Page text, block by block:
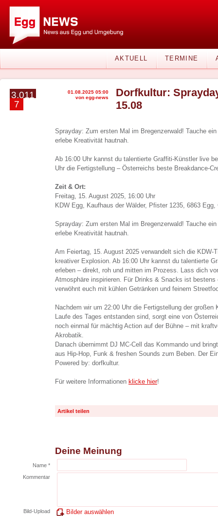
AKTUELL TERMINE
3.011
7
01.08.2025 05:00
von egg-news
Dorfkultur:
15.08
Sprayday: Zum ersten Mal im Bregenzerwald! Tauche
erlebe Kreativität hautnah.
Ab 16:00 Uhr kannst du talentierte Graffiti-Künstler live
Uhr die Fertigstellung – Österreichs beste Breakdance-
Zeit & Ort:
Freitag, 15. August 2025, 16:00 Uhr
KDW Egg, Kaufhaus der Wälder, Pfister 1235, 6863 Egg,
Sprayday: Zum ersten Mal im Bregenzerwald! Tauche
erlebe Kreativität hautnah.
Am Feiertag, 15. August 2025 verwandelt sich die KDW-
kreativer Explosion. Ab 16:00 Uhr kannst du talentierte
erleben – direkt, roh und mitten im Prozess. Lass dich
Atmosphäre inspirieren. Für Drinks & Snacks ist bestens
verwöhnt euch mit kühlen Getränken und feinem
Nachdem wir um 22:00 Uhr die Fertigstellung der großen
Laufe des Tages entstanden sind, sorgt eine von
noch einmal für mächtig Action auf der Bühne – mit
Akrobatik.
Danach übernimmt DJ MC-Cell das Kommando und
aus Hip-Hop, Funk & freshen Sounds zum Beben. Der
Powered by: dorfkultur.
Für weitere Informationen klicke hier!
Artikel teilen
Deine Meinung
Name *
Kommentar
Bild-Upload Bilder auswählen